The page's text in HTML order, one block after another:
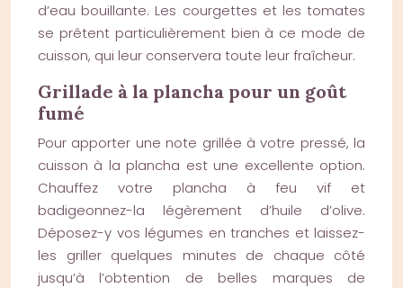
d’eau bouillante. Les courgettes et les tomates
se prêtent particulièrement bien à ce mode de
cuisson, qui leur conservera toute leur fraîcheur.
Grillade à la plancha pour un goût
fumé
Pour apporter une note grillée à votre pressé, la
cuisson à la plancha est une excellente option.
Chauffez votre plancha à feu vif et
badigeonnez-la légèrement d’huile d’olive.
Déposez-y vos légumes en tranches et laissez-
les griller quelques minutes de chaque côté
jusqu’à l’obtention de belles marques de